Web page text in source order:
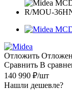
Отложить
Сравнить В
140 990 ₽/шт
Нашли дешевле?